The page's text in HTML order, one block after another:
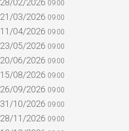
28/02/2026 09:00
21/03/2026 09:00
11/04/2026 09:00
23/05/2026 09:00
20/06/2026 09:00
15/08/2026 09:00
26/09/2026 09:00
31/10/2026 09:00
28/11/2026 09:00